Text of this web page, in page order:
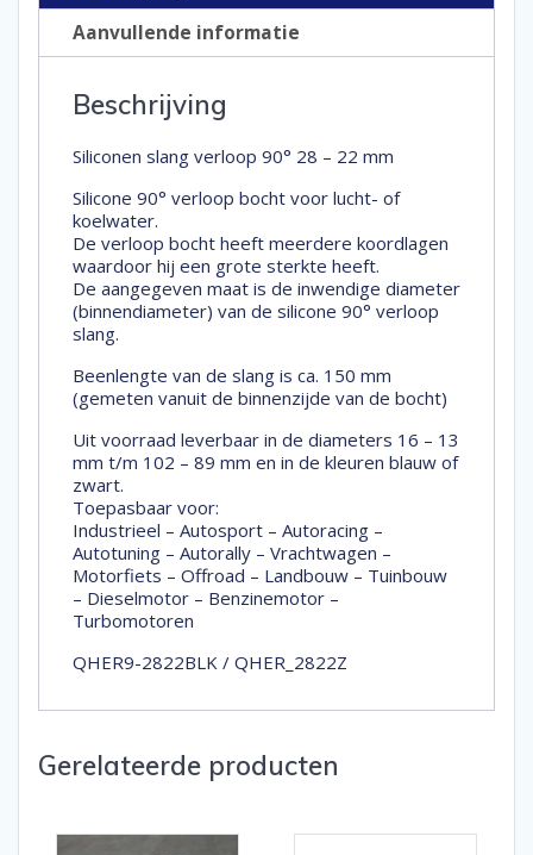
Aanvullende informatie
Beschrijving
Siliconen slang verloop 90° 28 – 22 mm
Silicone 90° verloop bocht voor lucht- of
koelwater.
De verloop bocht heeft meerdere koordlagen
waardoor hij een grote sterkte heeft.
De aangegeven maat is de inwendige diameter
(binnendiameter) van de silicone 90° verloop
slang.
Beenlengte van de slang is ca. 150 mm
(gemeten vanuit de binnenzijde van de bocht)
Uit voorraad leverbaar in de diameters 16 – 13
mm t/m 102 – 89 mm en in de kleuren blauw of
zwart.
Toepasbaar voor:
Industrieel – Autosport – Autoracing –
Autotuning – Autorally – Vrachtwagen –
Motorfiets – Offroad – Landbouw – Tuinbouw
– Dieselmotor – Benzinemotor –
Turbomotoren
QHER9-2822BLK / QHER_2822Z
Gerelateerde producten